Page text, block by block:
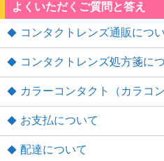
よくいただくご質問と答え
コンタクトレンズ通販につ
コンタクトレンズ処方箋に
カラーコンタクト（カラコ
お支払について
配達について